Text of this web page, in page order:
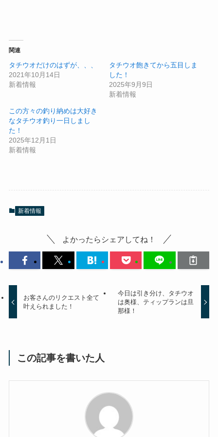
関連
タチウオだけのはずが、、、
2021年10月14日
新着情報
タチウオ飽きてから五目しま
した！
2025年9月9日
新着情報
この方々の釣り納めは大好き
なタチウオ釣り一日しまし
た！
2025年12月1日
新着情報
新着情報
よかったらシェアしてね！
お客さんのリクエスト全て
叶えられました！
今日は引き分け、タチウオ
は奥様、ティップランは旦
那様！
この記事を書いた人